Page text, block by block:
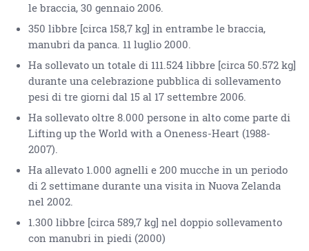
le braccia, 30 gennaio 2006.
350 libbre [circa 158,7 kg] in entrambe le braccia,
manubri da panca. 11 luglio 2000.
Ha sollevato un totale di 111.524 libbre [circa 50.572 kg]
durante una celebrazione pubblica di sollevamento
pesi di tre giorni dal 15 al 17 settembre 2006.
Ha sollevato oltre 8.000 persone in alto come parte di
Lifting up the World with a Oneness-Heart (1988-
2007).
Ha allevato 1.000 agnelli e 200 mucche in un periodo
di 2 settimane durante una visita in Nuova Zelanda
nel 2002.
1.300 libbre [circa 589,7 kg] nel doppio sollevamento
con manubri in piedi (2000)